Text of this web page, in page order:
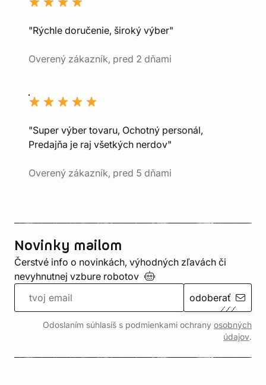
"Rýchle doručenie, široký výber"
Overený zákazník, pred 2 dňami
"Super výber tovaru, Ochotný personál,
Predajňa je raj všetkých nerdov"
Overený zákazník, pred 5 dňami
Novinky mailom
Čerstvé info o novinkách, výhodných zľavách či
nevyhnutnej vzbure robotov
odoberať
Odoslaním súhlasíš s podmienkami ochrany osobných
údajov.